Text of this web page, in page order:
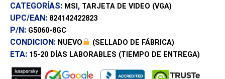
CATEGORÍAS: MSI , TARJETA DE VIDEO (VGA)
UPC/EAN: 824142422823
P/N: G5060-8GC
CONDICION: NUEVO (SELLADO DE FÁBRICA)
ETA: 15-20 DÍAS LABORABLES (TIEMPO DE ENTREGA)